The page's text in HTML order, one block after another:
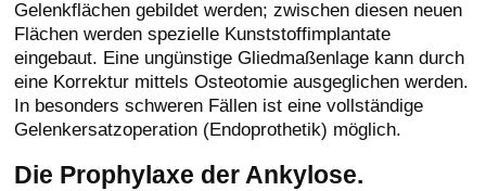
Gelenkflächen gebildet werden; zwischen diesen neuen
Flächen werden spezielle Kunststoffimplantate
eingebaut. Eine ungünstige Gliedmaßenlage kann durch
eine Korrektur mittels Osteotomie ausgeglichen werden.
In besonders schweren Fällen ist eine vollständige
Gelenkersatzoperation (Endoprothetik) möglich.
Die Prophylaxe der Ankylose.